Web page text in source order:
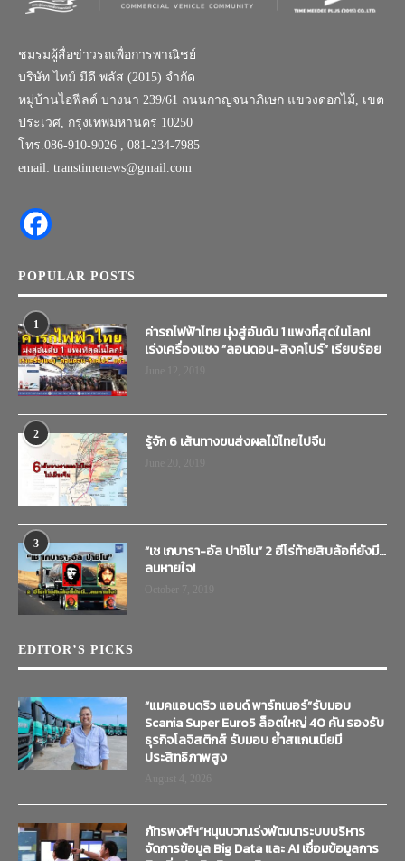
ชมรมผู้สื่อข่าวรถเพื่อการพาณิชย์
บริษัท ไทม์ มีดี พลัส (2015) จำกัด
หมู่บ้านไอฟีลด์ บางนา 239/61 ถนนกาญจนาภิเษก แขวงดอกไม้, เขต
ประเวศ, กรุงเทพมหานคร 10250
โทร.086-910-9026 , 081-234-7985
email: transtimenews@gmail.com
POPULAR POSTS
1
ค่ารถไฟฟ้าไทย มุ่งสู่อันดับ 1 แพงที่สุดในโลก!
เร่งเครื่องแซง “ลอนดอน-สิงคโปร์” เรียบร้อย
2 รู้จัก 6 เส้นทางขนส่งผลไม้ไทยไปจีน
3
“เช เกบารา-อัล ปาชิโน” 2 ฮีโร่ท้ายสิบล้อที่ยังมี…
ลมหายใจ!
EDITOR’S PICKS
“แมคแอนดริว แอนด์ พาร์ทเนอร์”รับมอบ
Scania Super Euro5 ล็อตใหญ่ 40 คัน รองรับ
ธุรกิจโลจิสติกส์ รับมอบ ย้ำสแกนเนียมี
ประสิทธิภาพสูง
ภัทรพงศ์ฯ”หนุนบวท.เร่งพัฒนาระบบบริหาร
จัดการข้อมูล Big Data และ AI เชื่อมข้อมูลการ